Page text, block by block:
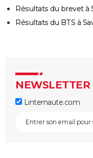
Résultats du brevet à
Résultats du BTS à
NEWSLETTER
Linternaute.com